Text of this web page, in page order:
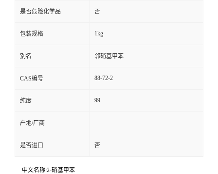
是否危险化学品 否
包装规格 1kg
别名 邻硝基甲苯
CAS编号 88-72-2
纯度 99
产地/厂商
是否进口 否
中文名称:2-硝基甲苯